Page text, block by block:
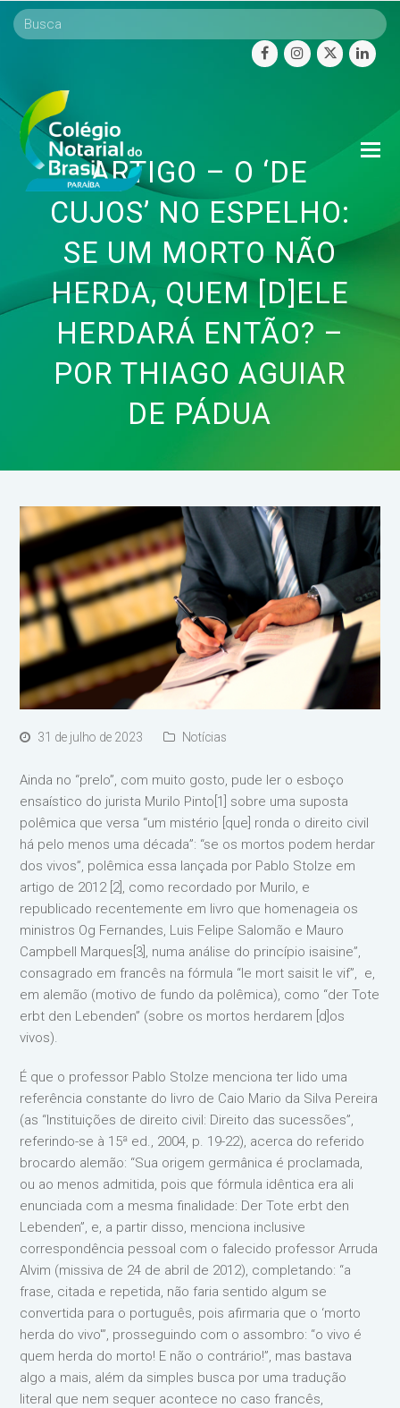
facebookinstagram
twitter
ARTIGO – O ‘DE
CUJOS’ NO ESPELHO:
SE UM MORTO NÃO
HERDA, QUEM [D]ELE
HERDARÁ ENTÃO? –
POR THIAGO AGUIAR
DE PÁDUA
31 de julho de 2023 Notícias
Ainda no “prelo”, com muito gosto, pude ler o esboço
ensaístico do jurista Murilo Pinto[1] sobre uma suposta
polêmica que versa “um mistério [que] ronda o direito civil
há pelo menos uma década”: “se os mortos podem herdar
dos vivos”, polêmica essa lançada por Pablo Stolze em
artigo de 2012 [2], como recordado por Murilo, e
republicado recentemente em livro que homenageia os
ministros Og Fernandes, Luis Felipe Salomão e Mauro
Campbell Marques[3], numa análise do princípio isaisine”,
consagrado em francês na fórmula “le mort saisit le vif”, e,
em alemão (motivo de fundo da polêmica), como “der Tote
erbt den Lebenden” (sobre os mortos herdarem [d]os
vivos).
É que o professor Pablo Stolze menciona ter lido uma
referência constante do livro de Caio Mario da Silva Pereira
(as “Instituições de direito civil: Direito das sucessões”,
referindo-se à 15ª ed., 2004, p. 19-22), acerca do referido
brocardo alemão: “Sua origem germânica é proclamada,
ou ao menos admitida, pois que fórmula idêntica era ali
enunciada com a mesma finalidade: Der Tote erbt den
Lebenden”, e, a partir disso, menciona inclusive
correspondência pessoal com o falecido professor Arruda
Alvim (missiva de 24 de abril de 2012), completando: “a
frase, citada e repetida, não faria sentido algum se
convertida para o português, pois afirmaria que o ‘morto
herda do vivo'”, prosseguindo com o assombro: “o vivo é
quem herda do morto! E não o contrário!”, mas bastava
algo a mais, além da simples busca por uma tradução
literal que nem sequer acontece no caso francês,